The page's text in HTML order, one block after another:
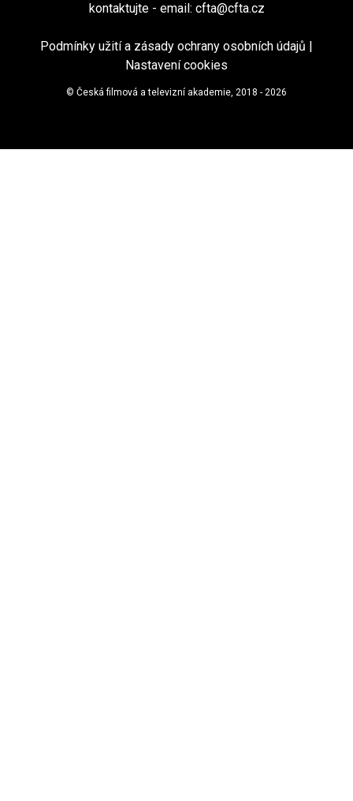
kontaktujte - email: cfta@cfta.cz
Podmínky užití a zásady ochrany osobních údajů |
Nastavení cookies
© Česká filmová a televizní akademie, 2018 - 2026